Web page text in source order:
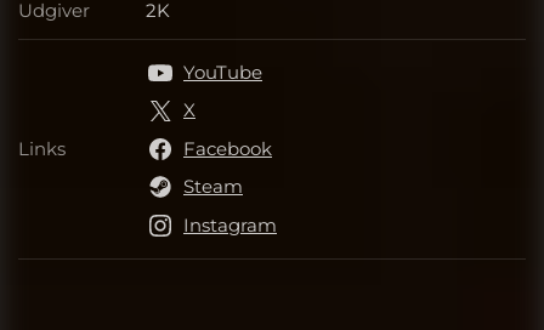
Udgiver Udgiver
2K
Links Links
YouTube
X
Facebook
Steam
Instagram